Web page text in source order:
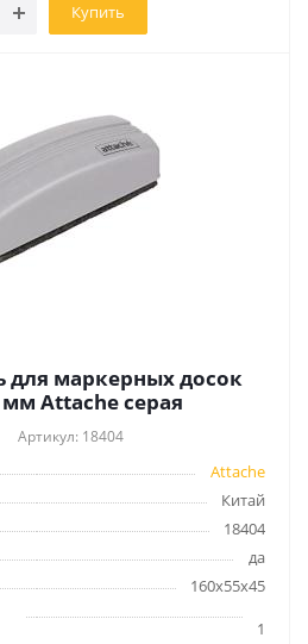
Купить
для маркерных досок
Attache серая
Артикул: 18404
Attache
Китай
18404
да
160х55х45
1